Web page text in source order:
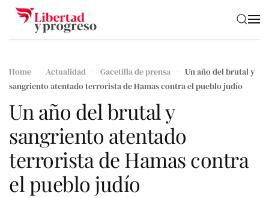
Skip to main content
Home Actualidad Gacetilla de prensa
Un año del brutal y
sangriento atentado terrorista de Hamas contra el pueblo judío
Un año del brutal y
sangriento atentado
terrorista de Hamas contra
el pueblo judío